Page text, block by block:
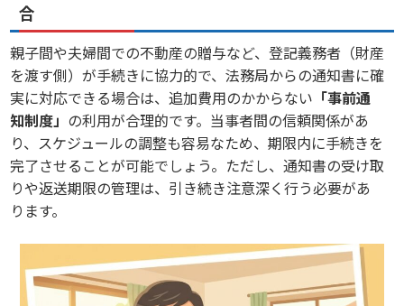
合
親子間や夫婦間での不動産の贈与など、登記義務者（財産
を渡す側）が手続きに協力的で、法務局からの通知書に確
実に対応できる場合は、追加費用のかからない 「事前通
知制度」 の利用が合理的です。当事者間の信頼関係があ
り、スケジュールの調整も容易なため、期限内に手続きを
完了させることが可能でしょう。ただし、通知書の受け取
りや返送期限の管理は、引き続き注意深く行う必要があ
ります。